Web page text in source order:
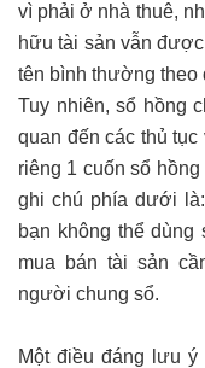
vì phải ở nhà thuê,
hữu tài sản vẫn
tên bình thường theo
Tuy nhiên, sổ hồng
quan đến các thủ
riêng 1 cuốn sổ
ghi chú phía dưới
bạn không thể
mua bán tài sản
người chung sổ.
Một điều đáng lưu ý